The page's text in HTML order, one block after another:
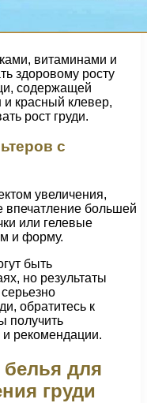
витаминами и
здоровому росту
содержащей
и красный клевер,
рост груди.
с
увеличения,
впечатление большей
или гелевые
и форму.
быть
но результаты
обратитесь к
получить
рекомендации.
для
груди